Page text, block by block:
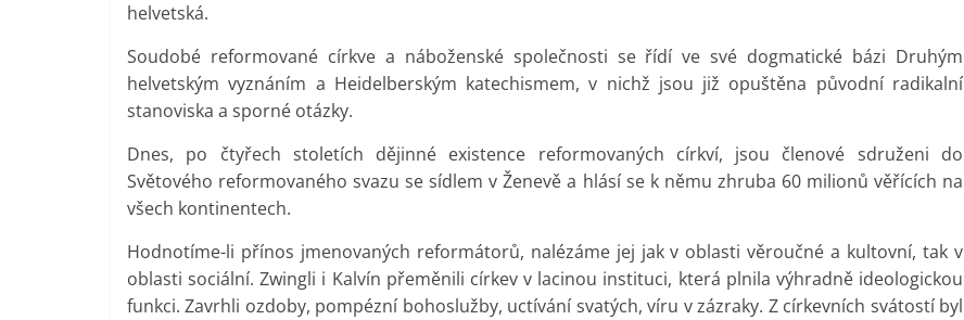
helvetská.
Soudobé reformované církve a náboženské společnosti se řídí ve své dogmatické bázi Druhým
helvetským vyznáním a Heidelberským katechismem, v nichž jsou již opuštěna původní radikalní
stanoviska a sporné otázky.
Dnes, po čtyřech stoletích dějinné existence reformovaných církví, jsou členové sdruženi do
Světového reformovaného svazu se sídlem v Ženevě a hlásí se k němu zhruba 60 milionů věřících na
všech kontinentech.
Hodnotíme-li přínos jmenovaných reformátorů, nalézáme jej jak v oblasti věroučné a kultovní, tak v
oblasti sociální. Zwingli i Kalvín přeměnili církev v lacinou instituci, která plnila výhradně ideologickou
funkci. Zavrhli ozdoby, pompézní bohoslužby, uctívání svatých, víru v zázraky. Z církevních svátostí byl